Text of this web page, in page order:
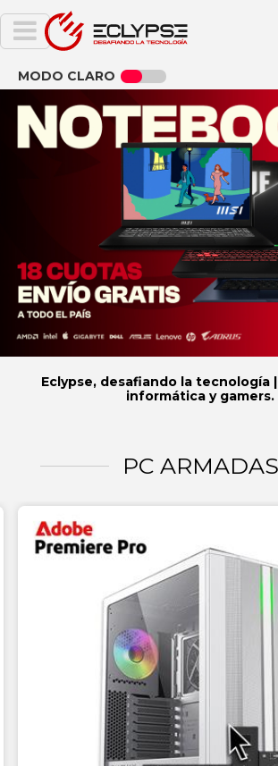
MODO CLARO
Eclypse, desafiando la tecnología
informática y gamers.
PC ARMADAS